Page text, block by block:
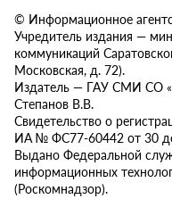
© Информационное
Учредитель издания —
коммуникаций
Московская, д. 72).
Издатель — ГАУ СМИ СО
Степанов В.В.
Свидетельство о
ИА № ФС77-60442 от 30
Выдано Федеральной
информационных
(Роскомнадзор).